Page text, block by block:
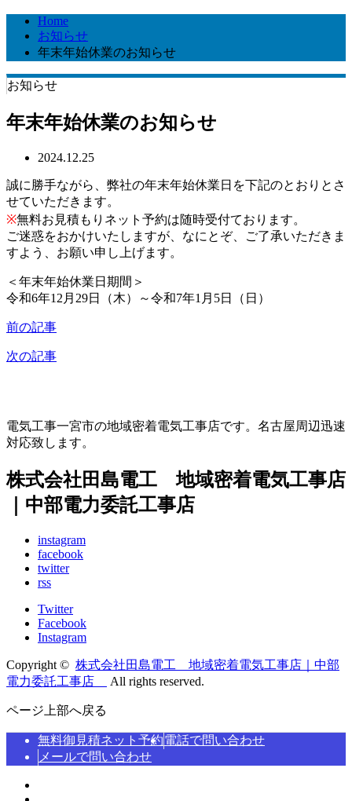
Home
お知らせ
年末年始休業のお知らせ
お知らせ
年末年始休業のお知らせ
2024.12.25
誠に勝手ながら、弊社の年末年始休業日を下記のとおりとさ
せていただきます。
※無料お見積もりネット予約は随時受付ております。
ご迷惑をおかけいたしますが、なにとぞ、ご了承いただきま
すよう、お願い申し上げます。
＜年末年始休業日期間＞
令和6年12月29日（木）～令和7年1月5日（日）
前の記事
次の記事
電気工事一宮市の地域密着電気工事店です。名古屋周辺迅速
対応致します。
株式会社田島電工 地域密着電気工事店
｜中部電力委託工事店
instagram
facebook
twitter
rss
Twitter
Facebook
Instagram
Copyright © 株式会社田島電工 地域密着電気工事店｜中部
電力委託工事店
All rights reserved.
ページ上部へ戻る
無料御見積ネット予約電話で問い合わせ
メールで問い合わせ